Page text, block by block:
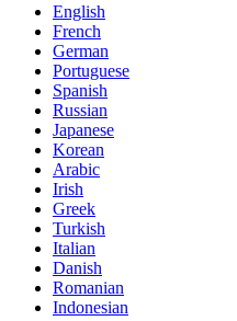
English
French
German
Portuguese
Spanish
Russian
Japanese
Korean
Arabic
Irish
Greek
Turkish
Italian
Danish
Romanian
Indonesian